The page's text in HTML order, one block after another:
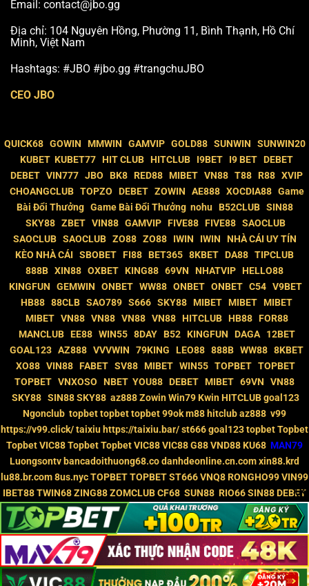
Email: contact@jbo.gg
Địa chỉ: 104 Nguyên Hồng, Phường 11, Bình Thạnh, Hồ Chí
Minh, Việt Nam
Hashtags: #JBO #jbo.gg #trangchuJBO
CEO JBO
QUICK68 GOWIN MMWIN GAMVIP GOLD88 SUNWIN SUNWIN20
KUBET KUBET77 HIT CLUB HITCLUB I9BET I9 BET DEBET
DEBET VIN777 JBO BK8 RED88 MIBET VN88 T88 R88 XVIP
CHOANGCLUB TOPZO DEBET ZOWIN AE888 XOCDIA88 Game
Bài Đổi Thưởng Game Bài Đổi Thưởng nohu B52CLUB SIN88
SKY88 ZBET VIN88 GAMVIP FIVE88 FIVE88 SAOCLUB
SAOCLUB SAOCLUB ZO88 ZO88 IWIN IWIN NHÀ CÁI UY TÍN
KÈO NHÀ CÁI SBOBET FI88 BET365 8KBET DA88 TIPCLUB
888B XIN88 OXBET KING88 69VN NHATVIP HELLO88
KINGFUN GEMWIN ONBET WW88 ONBET ONBET C54 V9BET
HB88 88CLB SAO789 S666 SKY88 MIBET MIBET MIBET
MIBET VN88 VN88 VN88 VN88 HITCLUB HB88 FOR88
MANCLUB EE88 WIN55 8DAY B52 KINGFUN DAGA
12BET
GOAL123 AZ888 VVVWIN 79KING LEO88 888B WW88 8KBET
XO88 VIN88 FABET SV88 MIBET WIN55 TOPBET TOPBET
TOPBET VNXOSO NBET YOU88 DEBET MIBET 69VN VN88
SKY88 SIN88SKY88 az888ZowinWin79KwinHITCLUBgoal123
Ngonclub topbettopbettopbet99okm88 hitclubaz888 v99
https://v99.click/taixiu https://taixiu.bar/st666goal123topbetTopbet
TopbetVIC88TopbetTopbetVIC88VIC88G88VND88KU68 MAN79
Luongsontv bancadoithuong68.codanhdeonline.cn.comxin88.krd
lu88.br.com8us.nycTOPBETTOPBETST666VNQ8RONGHO99VIN99
IBET88TWIN68ZING88ZOMCLUBCF68 SUN88 RIO66SIN88DEBET
RIKVIPSKY88NGONCLUB988BETGUN88SANVIP VIP69VUACLUB
BAYVIPTYBOIKèo Nhà Cái Kèo Nhà Cái 57mVEGAS7977LOCMIG8
86BET
WIN79